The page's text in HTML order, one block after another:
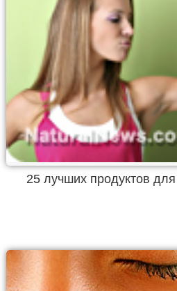
25 лучших продуктов